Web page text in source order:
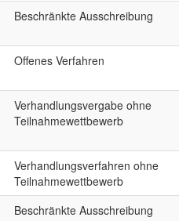
Beschränkte Ausschreibung
Offenes Verfahren
Verhandlungsvergabe ohne
Teilnahmewettbewerb
Verhandlungsverfahren ohne
Teilnahmewettbewerb
Beschränkte Ausschreibung